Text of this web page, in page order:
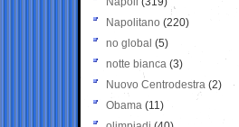
Napolitano (220)
no global (5)
notte bianca (3)
Nuovo Centrodestra (2)
Obama (11)